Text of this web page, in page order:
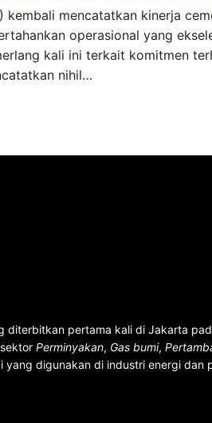
mencatatkan kinerja
operasional yang
kali ini terkait komitmen
nihil…
diterbitkan pertama kali di Jakarta
Perminyakan, Gas bumi,
digunakan di industri energi dan